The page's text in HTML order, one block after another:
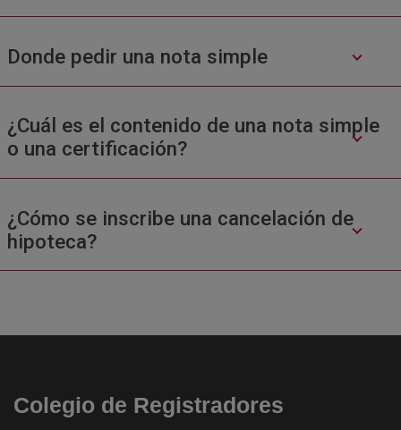
Donde pedir una nota simple
¿Cuál es el contenido de una nota simple
o una certificación?
¿Cómo se inscribe una cancelación de
hipoteca?
Colegio de Registradores